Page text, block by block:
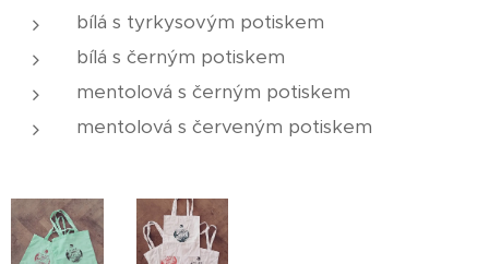
bílá s tyrkysovým potiskem
bílá s černým potiskem
mentolová s černým potiskem
mentolová s červeným potiskem